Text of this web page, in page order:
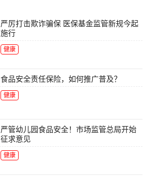
严厉打击欺诈骗保 医保基金监管新规今起
施行
健康
食品安全责任保险，如何推广普及？
健康
严管幼儿园食品安全！市场监管总局开始
征求意见
健康